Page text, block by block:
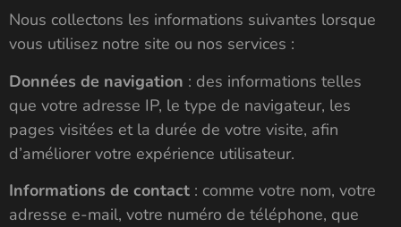
Nous collectons les informations suivantes lorsque
vous utilisez notre site ou nos services :
Données de navigation : des informations telles
que votre adresse IP, le type de navigateur, les
pages visitées et la durée de votre visite, afin
d’améliorer votre expérience utilisateur.
Informations de contact : comme votre nom, votre
adresse e-mail, votre numéro de téléphone, que